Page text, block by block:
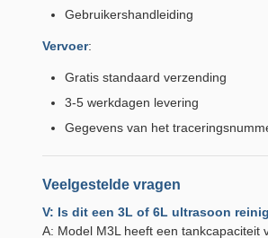
Gebruikershandleiding
Vervoer:
Gratis standaard verzending
3-5 werkdagen levering
Gegevens van het
Veelgestelde vragen
V: Is dit een 3L of 6L ultrasoon
A: Model M3L heeft een tankcapaciteit